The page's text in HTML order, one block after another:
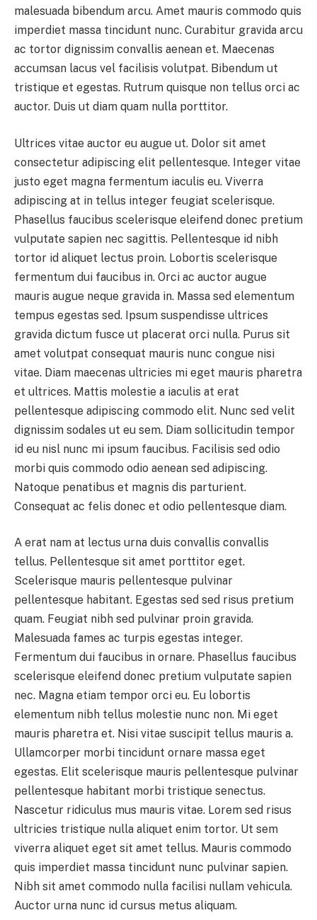
malesuada bibendum arcu. Amet mauris commodo quis
imperdiet massa tincidunt nunc. Curabitur gravida arcu
ac tortor dignissim convallis aenean et. Maecenas
accumsan lacus vel facilisis volutpat. Bibendum ut
tristique et egestas. Rutrum quisque non tellus orci ac
auctor. Duis ut diam quam nulla porttitor.
Ultrices vitae auctor eu augue ut. Dolor sit amet
consectetur adipiscing elit pellentesque. Integer vitae
justo eget magna fermentum iaculis eu. Viverra
adipiscing at in tellus integer feugiat scelerisque.
Phasellus faucibus scelerisque eleifend donec pretium
vulputate sapien nec sagittis. Pellentesque id nibh
tortor id aliquet lectus proin. Lobortis scelerisque
fermentum dui faucibus in. Orci ac auctor augue
mauris augue neque gravida in. Massa sed elementum
tempus egestas sed. Ipsum suspendisse ultrices
gravida dictum fusce ut placerat orci nulla. Purus sit
amet volutpat consequat mauris nunc congue nisi
vitae. Diam maecenas ultricies mi eget mauris pharetra
et ultrices. Mattis molestie a iaculis at erat
pellentesque adipiscing commodo elit. Nunc sed velit
dignissim sodales ut eu sem. Diam sollicitudin tempor
id eu nisl nunc mi ipsum faucibus. Facilisis sed odio
morbi quis commodo odio aenean sed adipiscing.
Natoque penatibus et magnis dis parturient.
Consequat ac felis donec et odio pellentesque diam.
A erat nam at lectus urna duis convallis convallis
tellus. Pellentesque sit amet porttitor eget.
Scelerisque mauris pellentesque pulvinar
pellentesque habitant. Egestas sed sed risus pretium
quam. Feugiat nibh sed pulvinar proin gravida.
Malesuada fames ac turpis egestas integer.
Fermentum dui faucibus in ornare. Phasellus faucibus
scelerisque eleifend donec pretium vulputate sapien
nec. Magna etiam tempor orci eu. Eu lobortis
elementum nibh tellus molestie nunc non. Mi eget
mauris pharetra et. Nisi vitae suscipit tellus mauris a.
Ullamcorper morbi tincidunt ornare massa eget
egestas. Elit scelerisque mauris pellentesque pulvinar
pellentesque habitant morbi tristique senectus.
Nascetur ridiculus mus mauris vitae. Lorem sed risus
ultricies tristique nulla aliquet enim tortor. Ut sem
viverra aliquet eget sit amet tellus. Mauris commodo
quis imperdiet massa tincidunt nunc pulvinar sapien.
Nibh sit amet commodo nulla facilisi nullam vehicula.
Auctor urna nunc id cursus metus aliquam.